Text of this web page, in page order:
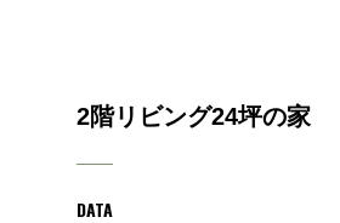
2階リビング24坪の家
DATA